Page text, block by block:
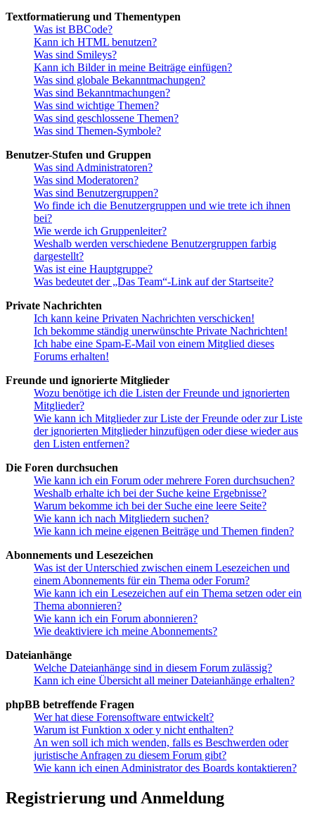
Textformatierung und Thementypen
Was ist BBCode?
Kann ich HTML benutzen?
Was sind Smileys?
Kann ich Bilder in meine Beiträge einfügen?
Was sind globale Bekanntmachungen?
Was sind Bekanntmachungen?
Was sind wichtige Themen?
Was sind geschlossene Themen?
Was sind Themen-Symbole?
Benutzer-Stufen und Gruppen
Was sind Administratoren?
Was sind Moderatoren?
Was sind Benutzergruppen?
Wo finde ich die Benutzergruppen und wie trete ich ihnen
bei?
Wie werde ich Gruppenleiter?
Weshalb werden verschiedene Benutzergruppen farbig
dargestellt?
Was ist eine Hauptgruppe?
Was bedeutet der „Das Team“-Link auf der Startseite?
Private Nachrichten
Ich kann keine Privaten Nachrichten verschicken!
Ich bekomme ständig unerwünschte Private Nachrichten!
Ich habe eine Spam-E-Mail von einem Mitglied dieses
Forums erhalten!
Freunde und ignorierte Mitglieder
Wozu benötige ich die Listen der Freunde und ignorierten
Mitglieder?
Wie kann ich Mitglieder zur Liste der Freunde oder zur Liste
der ignorierten Mitglieder hinzufügen oder diese wieder aus
den Listen entfernen?
Die Foren durchsuchen
Wie kann ich ein Forum oder mehrere Foren durchsuchen?
Weshalb erhalte ich bei der Suche keine Ergebnisse?
Warum bekomme ich bei der Suche eine leere Seite?
Wie kann ich nach Mitgliedern suchen?
Wie kann ich meine eigenen Beiträge und Themen finden?
Abonnements und Lesezeichen
Was ist der Unterschied zwischen einem Lesezeichen und
einem Abonnements für ein Thema oder Forum?
Wie kann ich ein Lesezeichen auf ein Thema setzen oder ein
Thema abonnieren?
Wie kann ich ein Forum abonnieren?
Wie deaktiviere ich meine Abonnements?
Dateianhänge
Welche Dateianhänge sind in diesem Forum zulässig?
Kann ich eine Übersicht all meiner Dateianhänge erhalten?
phpBB betreffende Fragen
Wer hat diese Forensoftware entwickelt?
Warum ist Funktion x oder y nicht enthalten?
An wen soll ich mich wenden, falls es Beschwerden oder
juristische Anfragen zu diesem Forum gibt?
Wie kann ich einen Administrator des Boards kontaktieren?
Registrierung und Anmeldung